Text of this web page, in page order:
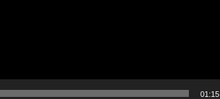
01:15